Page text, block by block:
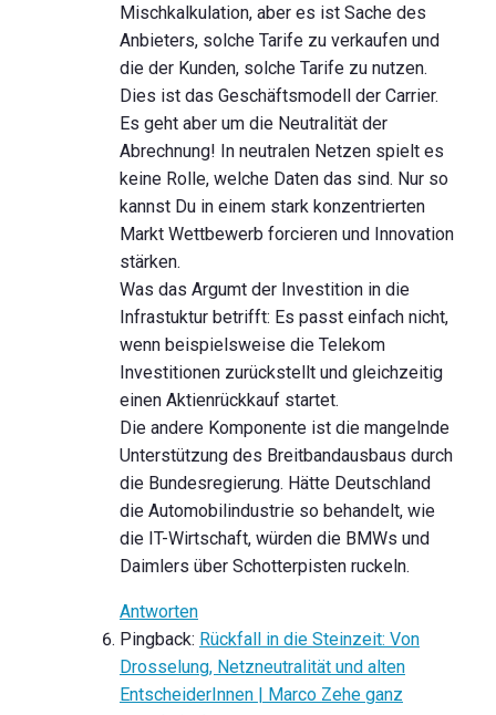
Mischkalkulation, aber es ist Sache des
Anbieters, solche Tarife zu verkaufen und
die der Kunden, solche Tarife zu nutzen.
Dies ist das Geschäftsmodell der Carrier.
Es geht aber um die Neutralität der
Abrechnung! In neutralen Netzen spielt es
keine Rolle, welche Daten das sind. Nur so
kannst Du in einem stark konzentrierten
Markt Wettbewerb forcieren und Innovation
stärken.
Was das Argumt der Investition in die
Infrastuktur betrifft: Es passt einfach nicht,
wenn beispielsweise die Telekom
Investitionen zurückstellt und gleichzeitig
einen Aktienrückkauf startet.
Die andere Komponente ist die mangelnde
Unterstützung des Breitbandausbaus durch
die Bundesregierung. Hätte Deutschland
die Automobilindustrie so behandelt, wie
die IT-Wirtschaft, würden die BMWs und
Daimlers über Schotterpisten ruckeln.
Antworten
Pingback: Rückfall in die Steinzeit: Von
Drosselung, Netzneutralität und alten
EntscheiderInnen | Marco Zehe ganz